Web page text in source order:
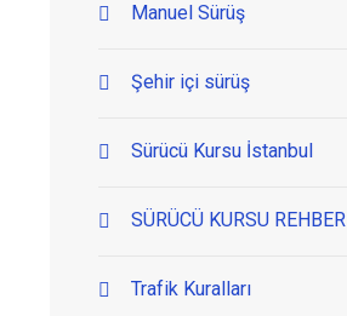
Manuel Sürüş
Şehir içi sürüş
Sürücü Kursu İstanbul
SÜRÜCÜ KURSU REHBER
Trafik Kuralları